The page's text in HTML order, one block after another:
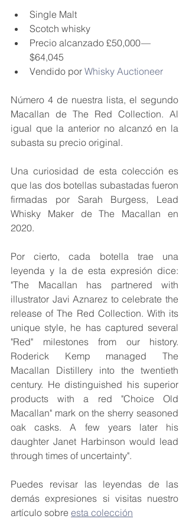
Single Malt
Scotch whisky
Precio alcanzado £50,000 —
$64,045
Vendido por Whisky Auctioneer
Número 4 de nuestra lista, el segundo
Macallan de The Red Collection. Al
igual que la anterior no alcanzó en la
subasta su precio original.
Una curiosidad de esta colección es
que las dos botellas subastadas fueron
firmadas por Sarah Burgess, Lead
Whisky Maker de The Macallan en
2020.
Por cierto, cada botella trae una
leyenda y la de esta expresión dice:
"The Macallan has partnered with
illustrator Javi Aznarez to celebrate the
release of The Red Collection. With its
unique style, he has captured several
"Red" milestones from our history.
Roderick Kemp managed The
Macallan Distillery into the twentieth
century. He distinguished his superior
products with a red "Choice Old
Macallan" mark on the sherry seasoned
oak casks. A few years later his
daughter Janet Harbinson would lead
through times of uncertainty".
Puedes revisar las leyendas de las
demás expresiones si visitas nuestro
artículo sobre esta colección